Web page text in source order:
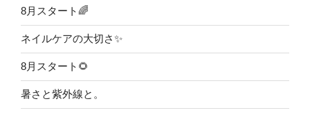
8月スタート🌈
ネイルケアの大切さ✨
8月スタート🌻
暑さと紫外線と。